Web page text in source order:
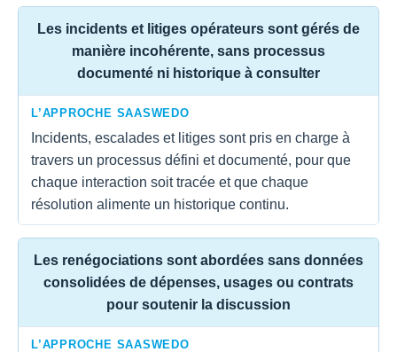
Les incidents et litiges opérateurs sont gérés de
manière incohérente, sans processus
documenté ni historique à consulter
L’APPROCHE SAASWEDO
Incidents, escalades et litiges sont pris en charge à
travers un processus défini et documenté, pour que
chaque interaction soit tracée et que chaque
résolution alimente un historique continu.
Les renégociations sont abordées sans données
consolidées de dépenses, usages ou contrats
pour soutenir la discussion
L’APPROCHE SAASWEDO